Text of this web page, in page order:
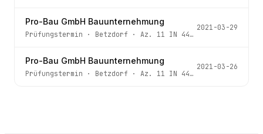
Pro-Bau GmbH Bauunternehmung
Prüfungstermin · Betzdorf · Az. 11 IN 44/20
2021-03-29
Pro-Bau GmbH Bauunternehmung
Prüfungstermin · Betzdorf · Az. 11 IN 44/20
2021-03-26